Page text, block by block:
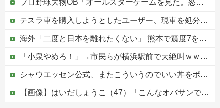
プロ野球大物OB「オールスターゲームを見た。怒りを通り越して、あきれ果てた」他
テスラ車を購入しようとしたユーザー、現車を処分して代金を支払い、平日の納車日に予定を合わせた結果……
海外「二度と日本を離れたくない」 熊本で震度7を体験したドイツ人が語る日本の強さに感動の声
「小泉やめろ！」→市民らが横浜駅前で大絶叫ｗｗｗｗｗｗｗｗ
シャウエッセン公式、またこういうのでいい丼をポスト
【画像】はいだしょうこ（47）「こんなオバサンでいいの…？」